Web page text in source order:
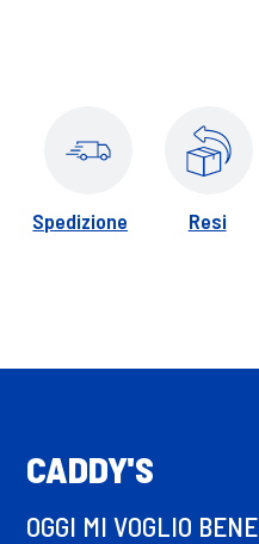
Spedizione Resi
CADDY'S
OGGI MI VOGLIO BENE